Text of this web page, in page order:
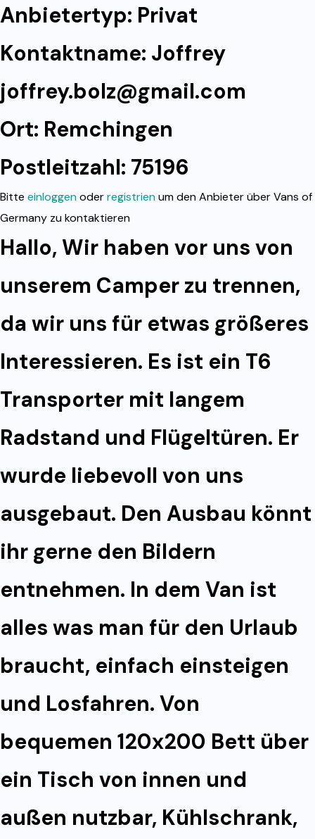
Anbietertyp: Privat
Kontaktname: Joffrey
joffrey.bolz@gmail.com
Ort: Remchingen
Postleitzahl: 75196
Bitte einloggenoderregistrienum den Anbieter über Vans of
Germany zu kontaktieren
Hallo, Wir haben vor uns von
unserem Camper zu trennen,
da wir uns für etwas größeres
Interessieren. Es ist ein T6
Transporter mit langem
Radstand und Flügeltüren. Er
wurde liebevoll von uns
ausgebaut. Den Ausbau könnt
ihr gerne den Bildern
entnehmen. In dem Van ist
alles was man für den Urlaub
braucht, einfach einsteigen
und Losfahren. Von
bequemen 120x200 Bett über
ein Tisch von innen und
außen nutzbar, Kühlschrank,